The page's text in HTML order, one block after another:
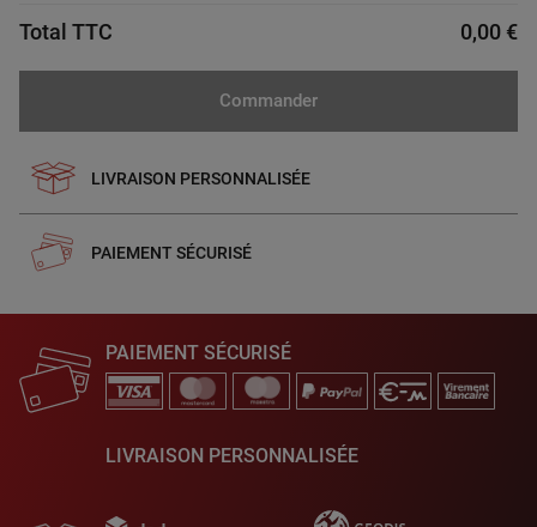
Total TTC 0,00 €
Commander
LIVRAISON PERSONNALISÉE
PAIEMENT SÉCURISÉ
PAIEMENT SÉCURISÉ
LIVRAISON PERSONNALISÉE